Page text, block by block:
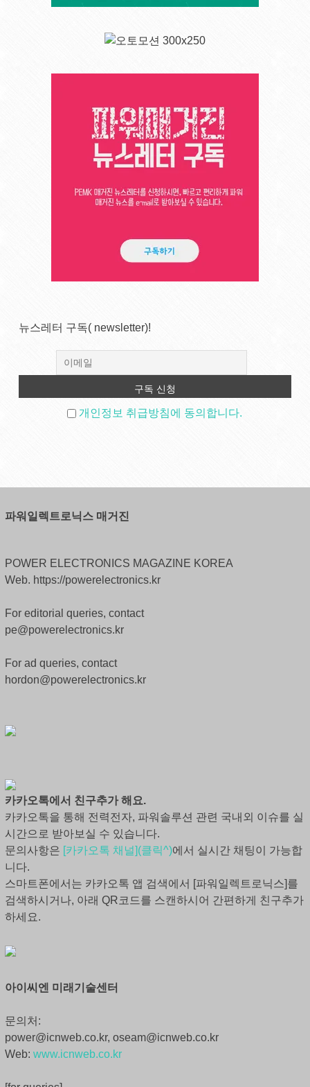
뉴스레터 구독( newsletter)!
개인정보 취급방침에 동의합니다.
파워일렉트로닉스 매거진
POWER ELECTRONICS MAGAZINE KOREA
Web. https://powerelectronics.kr
For editorial queries, contact
pe@powerelectronics.kr
For ad queries, contact
hordon@powerelectronics.kr
카카오톡에서 친구추가 해요.
카카오톡을 통해 전력전자, 파워솔루션 관련 국내외 이슈를 실
시간으로 받아보실 수 있습니다.
문의사항은 [카카오톡 채널](클릭^)에서 실시간 채팅이 가능합
니다.
스마트폰에서는 카카오톡 앱 검색에서 [파워일렉트로닉스]를
검색하시거나, 아래 QR코드를 스캔하시어 간편하게 친구추가
하세요.
아이씨엔 미래기술센터
문의처:
power@icnweb.co.kr, oseam@icnweb.co.kr
Web: www.icnweb.co.kr